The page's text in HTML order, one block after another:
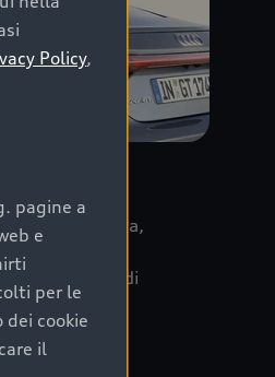
della vettura,
livelli di
di
Policy,
pagine a
e
per le
cookie
il